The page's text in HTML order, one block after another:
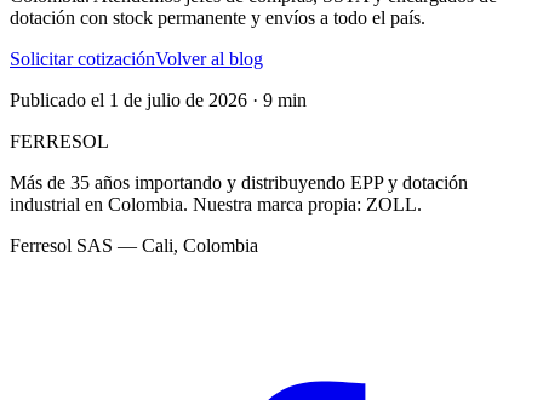
dotación con stock permanente y envíos a todo el país.
Solicitar cotizaciónVolver al blog
Publicado el 1 de julio de 2026 · 9 min
FERRESOL
Más de 35 años importando y distribuyendo EPP y dotación
industrial en Colombia. Nuestra marca propia: ZOLL.
Ferresol SAS — Cali, Colombia